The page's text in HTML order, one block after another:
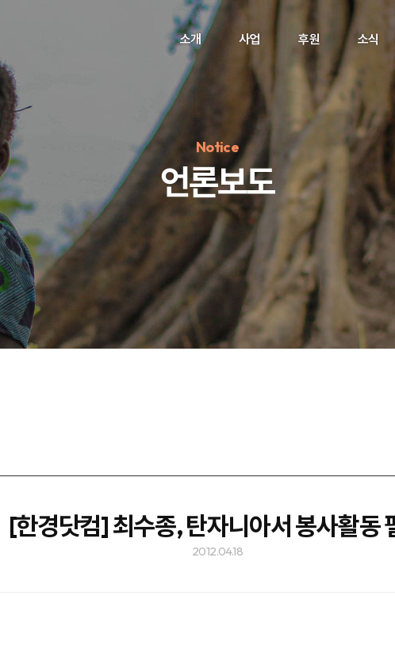
소개 사업 후원 소식
#정기후원 #하트플레이스#캠페인#팬덤후원
Notice
언론보도
[한경닷컴] 최수종, 탄자니아서 봉사활동
2012.04.18